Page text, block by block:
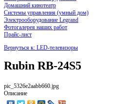
Домашний кинотеатр
Системы управления (умный дом)
Электрооборудование Legrand
Фотогалерея наших работ
Прайс-лист
Вернуться к: LED-телевизоры
Rubin RB-24S5
pic_5326e2aabb660.jpg
Описание